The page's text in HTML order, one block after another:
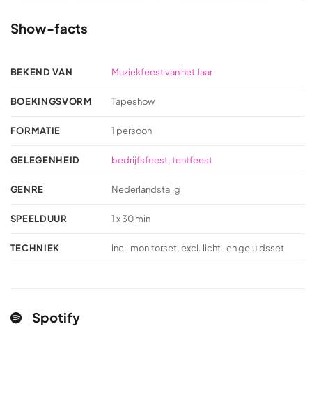
Show-facts
BEKEND VAN Muziekfeest van het Jaar
BOEKINGSVORM Tapeshow
FORMATIE 1 persoon
GELEGENHEID bedrijfsfeest,tentfeest
GENRE Nederlandstalig
SPEELDUUR 1 x 30 min
TECHNIEK incl. monitorset, excl. licht- en geluidsset
Spotify